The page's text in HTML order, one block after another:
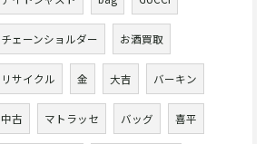
チェーンショルダー お酒買取
リサイクル 金 大吉 バーキン
中古 マトラッセ バッグ 喜平